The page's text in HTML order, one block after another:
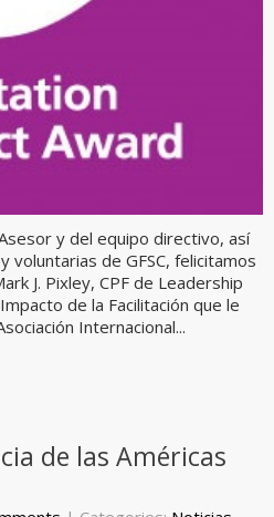
y del equipo directivo, así
de GFSC, felicitamos
J. Pixley, CPF de Leadership
de la Facilitación que le
Internacional...
de las Américas